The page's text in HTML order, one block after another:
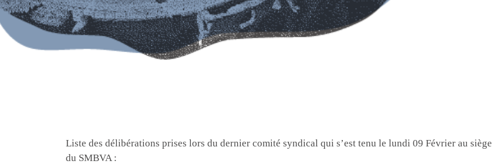
Liste des délibérations prises lors du dernier comité syndical qui s’est tenu le lundi 09 Février au siège
du SMBVA :